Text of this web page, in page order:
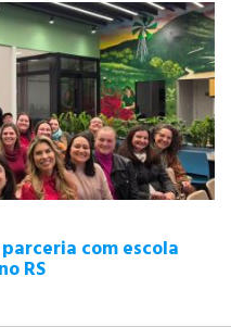
com escola
RS